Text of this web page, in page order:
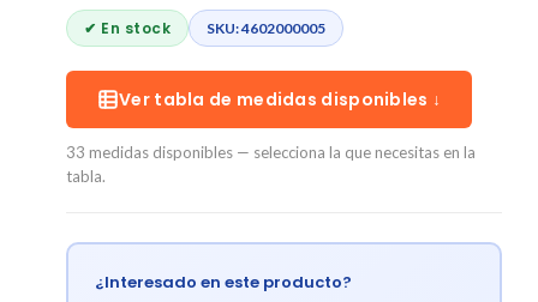
✔ En stock SKU: 4602000005
Ver tabla de medidas disponibles ↓
33 medidas disponibles — selecciona la que necesitas en la
tabla.
¿Interesado en este producto?